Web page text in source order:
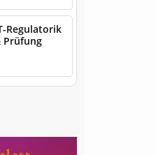
Regulatorik
Prüfung